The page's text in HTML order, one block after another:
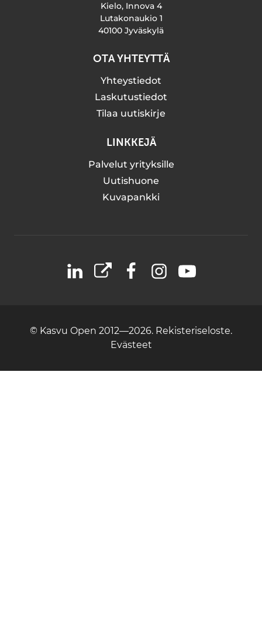
Kielo, Innova 4
Lutakonaukio 1
40100 Jyväskylä
OTA YHTEYTTÄ
Yhteystiedot
Laskutustiedot
Tilaa uutiskirje
LINKKEJÄ
Palvelut yrityksille
Uutishuone
Kuvapankki
LinkedIn
X FacebookInstagramYouTube
© Kasvu Open 2012—2026. Rekisteriseloste.
Evästeet